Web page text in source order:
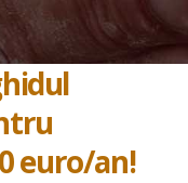
euro/an!